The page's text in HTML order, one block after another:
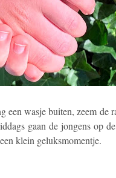
een wasje buiten, zeem
gaan de jongens op
klein geluksmomentje.